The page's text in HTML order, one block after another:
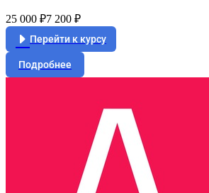
25 000 ₽7 200 ₽
Перейти к курсу
Подробнее